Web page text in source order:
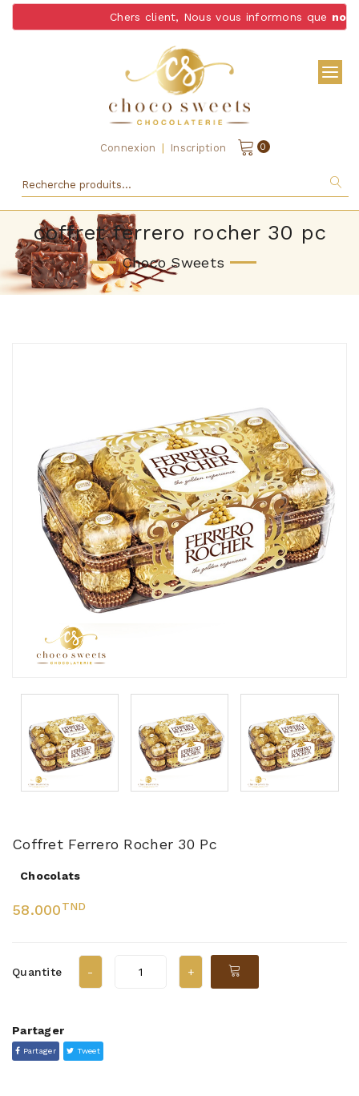
Chers client, Nous vous informons quenous
Connexion | Inscription 0
coffret ferrero rocher 30 pc
Choco Sweets
Coffret Ferrero Rocher 30 Pc
Chocolats
58.000TND
Quantite
Partager
Partager Tweet